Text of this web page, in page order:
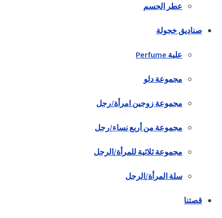
عطر الجسم
صناديق خجولة
علية Perfume
مجموعة دلو
مجموعة زوجين امرأة/رجل
مجموعة من أربع نساء/رجل
مجموعة ثلاثية للمرأة/الرجل
سلة المرأة/الرجل
قصتنا